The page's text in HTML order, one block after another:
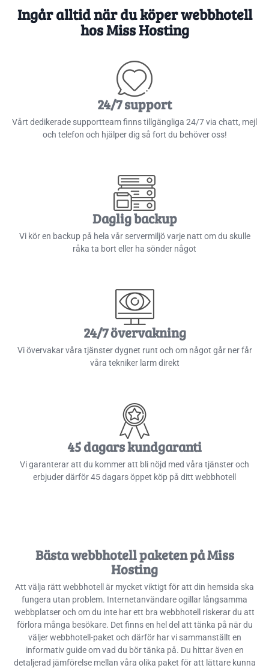
Ingår alltid när du köper webbhotell
hos Miss Hosting
24/7 support​
Vårt dedikerade supportteam finns tillgängliga 24/7 via chatt, mejl
och telefon och hjälper dig så fort du behöver oss!
Daglig backup​
Vi kör en backup på hela vår servermiljö varje natt om du skulle
råka ta bort eller ha sönder något
24/7 övervakning​
Vi övervakar våra tjänster dygnet runt och om något går ner får
våra tekniker larm direkt
45 dagars kundgaranti​
Vi garanterar att du kommer att bli nöjd med våra tjänster och
erbjuder därför 45 dagars öppet köp på ditt webbhotell
Bästa webbhotell paketen på Miss
Hosting
Att välja rätt webbhotell är mycket viktigt för att din hemsida ska
fungera utan problem. Internetanvändare ogillar långsamma
webbplatser och om du inte har ett bra webbhotell riskerar du att
förlora många besökare. Det finns en hel del att tänka på när du
väljer webbhotell-paket och därför har vi sammanställt en
informativ guide om vad du bör tänka på. Du hittar även en
detaljerad jämförelse mellan våra olika paket för att lättare kunna